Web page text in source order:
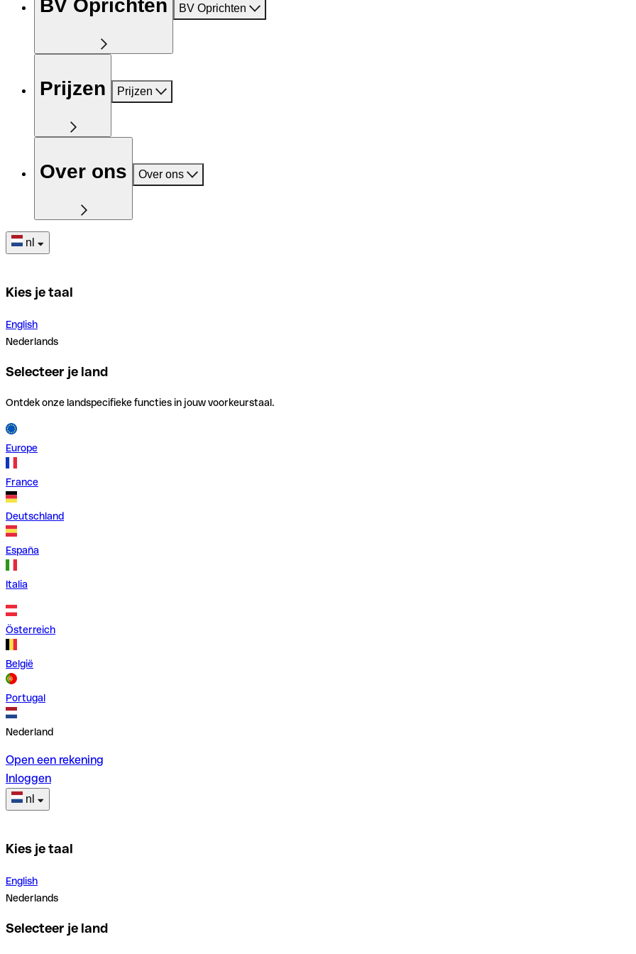
BV Oprichten BV Oprichten
Prijzen Prijzen
Over ons Over ons
nl
Kies je taal
English
Nederlands
Selecteer je land
Ontdek onze landspecifieke functies in jouw voorkeurstaal.
Europe
France
Deutschland
España
Italia
Österreich
België
Portugal
Nederland
Open een rekening
Inloggen
nl
Kies je taal
English
Nederlands
Selecteer je land